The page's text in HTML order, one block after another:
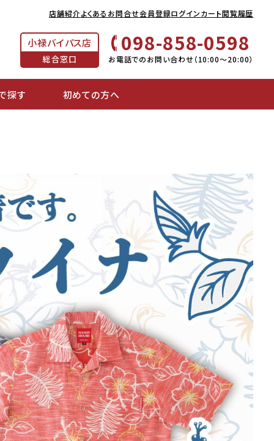
店舗紹介よくあるお問合せ会員登録ログインカート閲覧履歴
小禄バイパス店
総合窓口
098-858-0598
お電話でのお問い合わせ（10:00～20:00）
探す 初めての方へ